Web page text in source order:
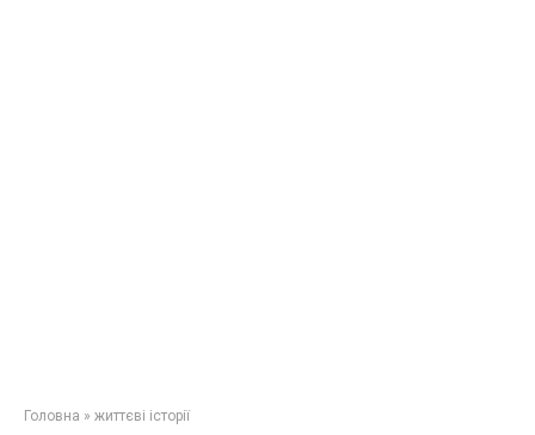
Головна » життєві історії